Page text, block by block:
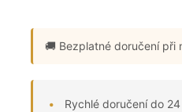
🚚 Bezplatné doručenípři
Rychlé doručení do